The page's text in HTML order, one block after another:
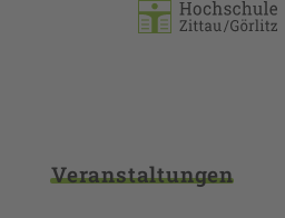
Veranstaltungen